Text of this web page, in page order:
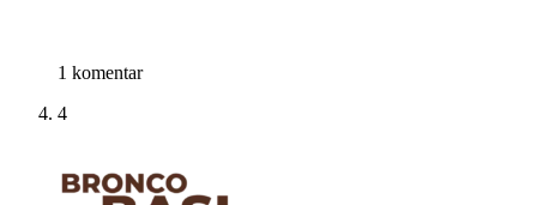
1 komentar
4